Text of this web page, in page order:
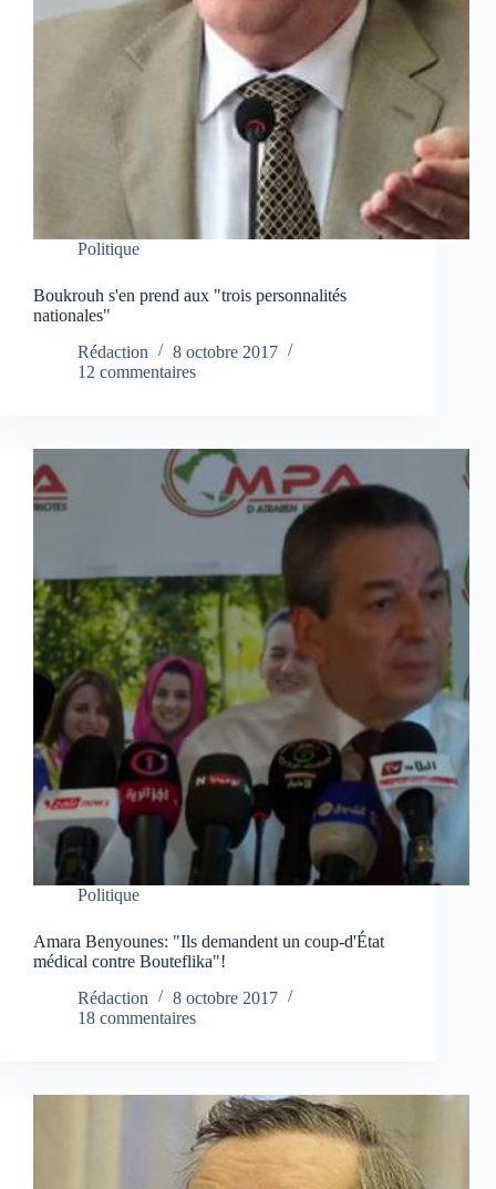
Politique
Boukrouh s'en prend aux "trois personnalités
nationales"
Rédaction
8 octobre 2017
12 commentaires
Politique
Amara Benyounes: "Ils demandent un coup-d'État
médical contre Bouteflika"!
Rédaction
8 octobre 2017
18 commentaires